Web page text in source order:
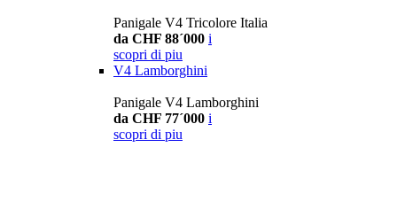
Panigale V4 Tricolore Italia
da CHF 88´000 i
scopri di piu
V4 Lamborghini
Panigale V4 Lamborghini
da CHF 77´000 i
scopri di piu